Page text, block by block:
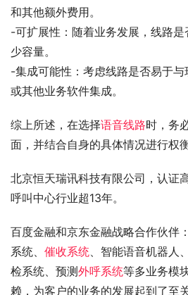
和其他额外费用。
-可扩展性：随着业务发展，线路
少容量。
-集成可能性：考虑线路是否易于
或其他业务软件集成。
综上所述，在选择语音线路时，务
面，并结合自身的具体情况进行权
北京恒天瑞讯科技有限公司，认证
呼叫中心行业超13年。
百度金融和京东金融战略合作伙伴
系统、 催收系统、智能语音机器人
检系统、预测外呼系统等多业务模
赖，为客户的业务的发展起到了至